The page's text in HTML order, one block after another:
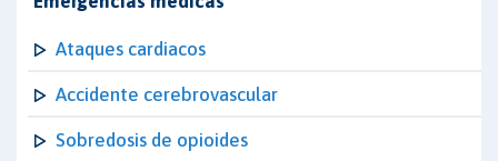
Ataques cardiacos
Accidente cerebrovascular
Sobredosis de opioides